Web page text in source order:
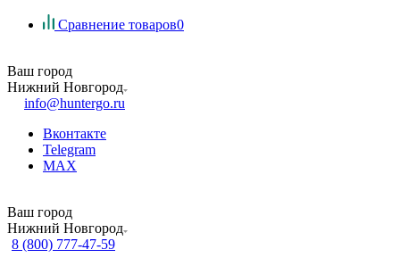
Сравнение товаров0
Ваш город
Нижний Новгород
info@huntergo.ru
Вконтакте
Telegram
MAX
Ваш город
Нижний Новгород
8 (800) 777-47-59